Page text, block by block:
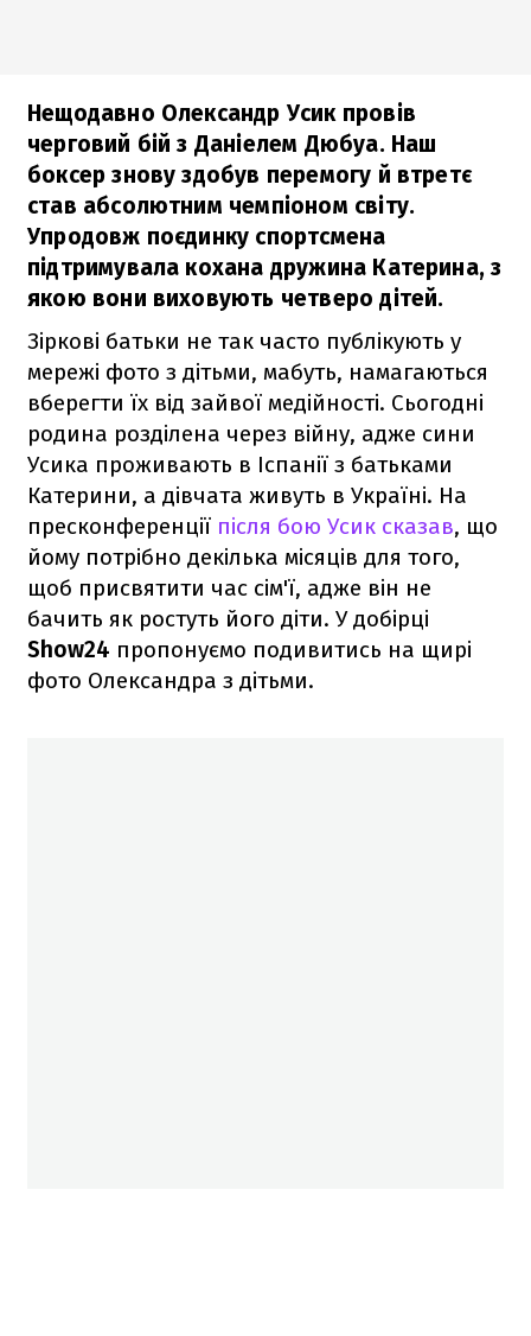
Нещодавно Олександр Усик провів
черговий бій з Даніелем Дюбуа. Наш
боксер знову здобув перемогу й втретє
став абсолютним чемпіоном світу.
Упродовж поєдинку спортсмена
підтримувала кохана дружина Катерина, з
якою вони виховують четверо дітей.
Зіркові батьки не так часто публікують у
мережі фото з дітьми, мабуть, намагаються
вберегти їх від зайвої медійності. Сьогодні
родина розділена через війну, адже сини
Усика проживають в Іспанії з батьками
Катерини, а дівчата живуть в Україні. На
пресконференції після бою Усик сказав, що
йому потрібно декілька місяців для того,
щоб присвятити час сім'ї, адже він не
бачить як ростуть його діти. У добірці
Show24 пропонуємо подивитись на щирі
фото Олександра з дітьми.